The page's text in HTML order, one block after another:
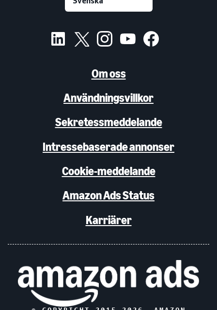
Om oss
Användningsvillkor
Sekretessmeddelande
Intressebaserade annonser
Cookie-meddelande
Amazon Ads Status
Karriärer